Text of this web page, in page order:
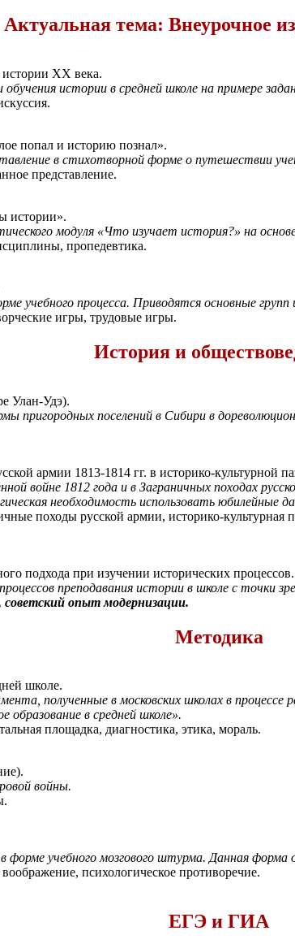
Актуальная тема: Внеурочное
XX века.
истории в средней школе на примере
попал и историю познал».
в стихотворной форме о путешествии
представление.
истории».
модуля «Что изучает история?» на
пропедевтика.
учебного процесса. Приводятся основные
игры, трудовые игры.
История и
Улан-Удэ).
пригородных поселений в Сибири в
армии 1813-1814 гг. в историко-культурной
войне 1812 года и в Заграничных походах
необходимость использовать юбилейные
походы русской армии, историко-
подхода при изучении исторических процессов.
преподавания истории в школе с точки
советский опыт модернизации.
Методика
школе.
полученные в московских школах в процессе
образование в средней школе».
площадка, диагностика, этика, мораль.
войны.
учебного мозгового штурма. Данная форма
психологическое противоречие.
ЕГЭ и ГИА